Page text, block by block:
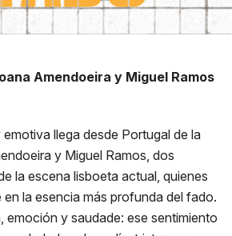
11:00 a 16:00 h
Amendoeira y Miguel Ramos
llega desde Portugal de la
y Miguel Ramos, dos
la escena lisboeta actual, quienes
en la esencia más profunda del fado.
emoción y saudade: ese sentimiento